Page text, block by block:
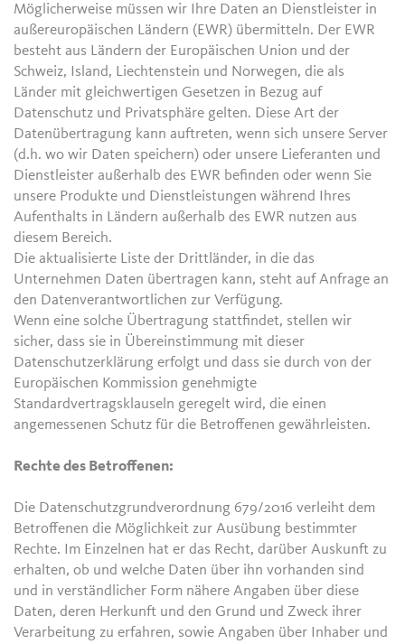
Möglicherweise müssen wir Ihre Daten an Dienstleister in
außereuropäischen Ländern (EWR) übermitteln. Der EWR
besteht aus Ländern der Europäischen Union und der
Schweiz, Island, Liechtenstein und Norwegen, die als
Länder mit gleichwertigen Gesetzen in Bezug auf
Datenschutz und Privatsphäre gelten. Diese Art der
Datenübertragung kann auftreten, wenn sich unsere Server
(d.h. wo wir Daten speichern) oder unsere Lieferanten und
Dienstleister außerhalb des EWR befinden oder wenn Sie
unsere Produkte und Dienstleistungen während Ihres
Aufenthalts in Ländern außerhalb des EWR nutzen aus
diesem Bereich.
Die aktualisierte Liste der Drittländer, in die das
Unternehmen Daten übertragen kann, steht auf Anfrage an
den Datenverantwortlichen zur Verfügung.
Wenn eine solche Übertragung stattfindet, stellen wir
sicher, dass sie in Übereinstimmung mit dieser
Datenschutzerklärung erfolgt und dass sie durch von der
Europäischen Kommission genehmigte
Standardvertragsklauseln geregelt wird, die einen
angemessenen Schutz für die Betroffenen gewährleisten.
Rechte des Betroffenen:
Die Datenschutzgrundverordnung 679/2016 verleiht dem
Betroffenen die Möglichkeit zur Ausübung bestimmter
Rechte. Im Einzelnen hat er das Recht, darüber Auskunft zu
erhalten, ob und welche Daten über ihn vorhanden sind
und in verständlicher Form nähere Angaben über diese
Daten, deren Herkunft und den Grund und Zweck ihrer
Verarbeitung zu erfahren, sowie Angaben über Inhaber und